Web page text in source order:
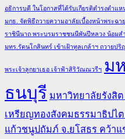
อธิการบดี ในโอกาสที่ได้รับเกียรติดำรงตำแ
มกธ. จัดพิธีถวายความอาลัยเบื้องหน้าพระฉ
ราชินีนาถ พระบรมราชชนนีพันปีหลวง น้อม
มทร.รัตนโกสินทร์ เข้าเฝ้าทูลเกล้าฯ ถวา
พระเจ้าลูกยาเธอ เจ้าฟ้าสิริวัณณวรีฯ ม
ธนบุรี มหาวิทยาลัยรังสิ
เหรียญทองสังคมธรรมาธิปไ
แก้วชนูปถัมภ์ จ.ยโสธร คว้า